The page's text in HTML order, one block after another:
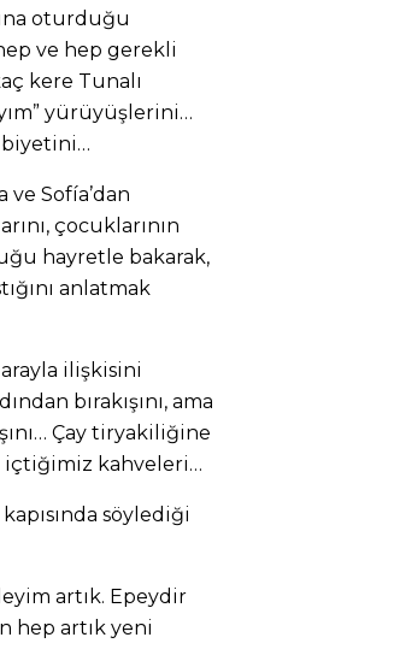
oturduğu
ve hep gerekli
kere Tunalı
yürüyüşlerini…
ve Sofía’dan
çocuklarının
hayretle bakarak,
anlatmak
ilişkisini
bırakışını, ama
Çay tiryakiliğine
içtiğimiz kahveleri…
söylediği
artık. Epeydir
hep artık yeni